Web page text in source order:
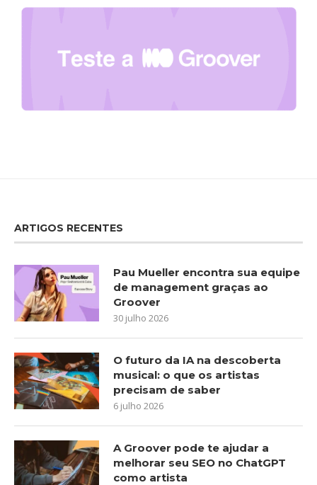
ARTIGOS RECENTES
Pau Mueller encontra sua equipe
de management graças ao
Groover
30 julho 2026
O futuro da IA na descoberta
musical: o que os artistas
precisam de saber
6 julho 2026
A Groover pode te ajudar a
melhorar seu SEO no ChatGPT
como artista